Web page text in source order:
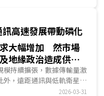
政策的驅使下，仍是一步
高速發展帶動磷化
大幅增加 然市場
地緣政治造成供應
模持續擴張，數據傳輸量激
，遠距通訊與低軌衛星的
追求高傳輸速率與長距離
2026-03-31